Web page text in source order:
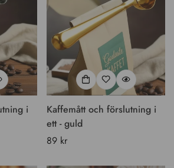
i
Kaffemått och förslutning i
ett - guld
Vanligt
89 kr